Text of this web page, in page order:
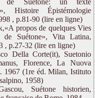
de Suétone: un texte
Histoire Épistémologie
, p.81-90 (lire en ligne)
propos de quelques Vies
de Suétone», Vita Latina,
, p.27-32 (lire en ligne)
Della Corte(it), Suetonio
Florence, La Nuova
1967 (1re éd. Milan, Istituto
1958)
Suétone historien,